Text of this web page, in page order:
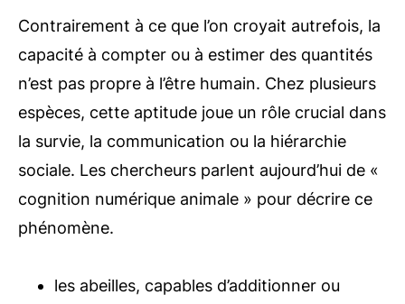
Contrairement à ce que l’on croyait autrefois, la
capacité à compter ou à estimer des quantités
n’est pas propre à l’être humain. Chez plusieurs
espèces, cette aptitude joue un rôle crucial dans
la survie, la communication ou la hiérarchie
sociale. Les chercheurs parlent aujourd’hui de «
cognition numérique animale » pour décrire ce
phénomène.
les abeilles, capables d’additionner ou